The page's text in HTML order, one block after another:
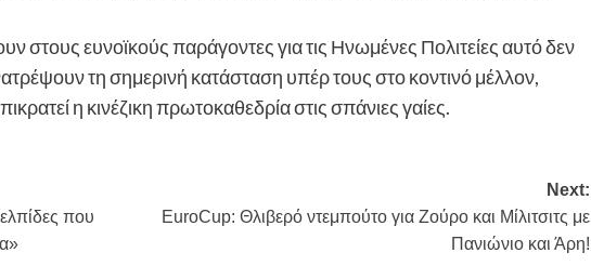
στους ευνοϊκούς παράγοντες για τις Ηνωμένες Πολιτείες αυτό δεν
τη σημερινή κατάσταση υπέρ τους στο κοντινό μέλλον,
η κινέζικη πρωτοκαθεδρία στις σπάνιες γαίες.
που
Next:
EuroCup: Θλιβερό ντεμπούτο για Ζούρο και Μίλιτσιτς με
Πανιώνιο και Άρη!